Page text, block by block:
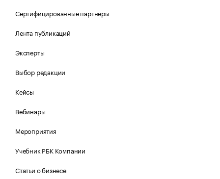
Сертифицированные партнеры
Лента публикаций
Эксперты
Выбор редакции
Кейсы
Вебинары
Мероприятия
Учебник РБК Компании
Статьи о бизнесе